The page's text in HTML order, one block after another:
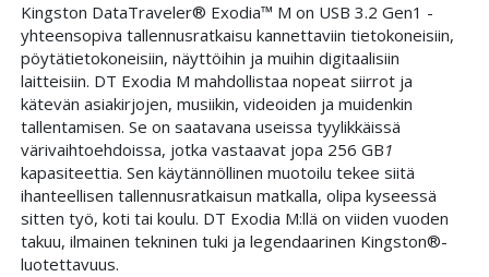
Kingston DataTraveler® Exodia™ M on USB 3.2 Gen1 -
yhteensopiva tallennusratkaisu kannettaviin tietokoneisiin,
pöytätietokoneisiin, näyttöihin ja muihin digitaalisiin
laitteisiin. DT Exodia M mahdollistaa nopeat siirrot ja
kätevän asiakirjojen, musiikin, videoiden ja muidenkin
tallentamisen. Se on saatavana useissa tyylikkäissä
värivaihtoehdoissa, jotka vastaavat jopa 256 GB1
kapasiteettia. Sen käytännöllinen muotoilu tekee siitä
ihanteellisen tallennusratkaisun matkalla, olipa kyseessä
sitten työ, koti tai koulu. DT Exodia M:llä on viiden vuoden
takuu, ilmainen tekninen tuki ja legendaarinen Kingston®-
luotettavuus.